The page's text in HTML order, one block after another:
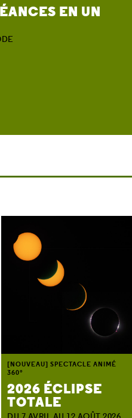
EN UN
2026 ÉCLIPSE
TOTALE
[NOUVEAU] SPECTACLE ANIMÉ
360°